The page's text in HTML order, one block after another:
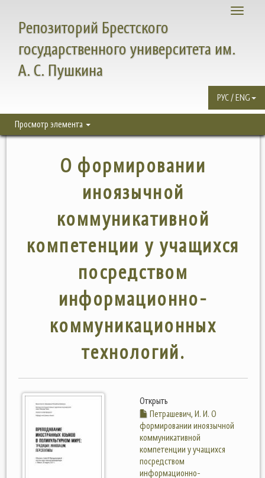
Toggle
Репозиторий Брестского
государственного университета им.
А. С. Пушкина
РУС / ENG
Просмотр элемента
О формировании
иноязычной
коммуникативной
компетенции у учащихся
посредством
информационно-
коммуникационных
технологий.
Открыть
Петрашевич, И. И. О
формировании иноязычной
коммуникативной
компетенции у учащихся
посредством
информационно-